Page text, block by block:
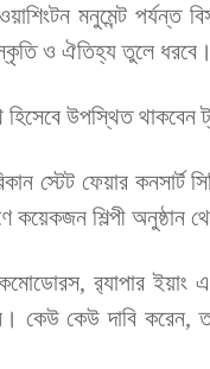
মনুমেন্ট পর্যন্ত
ও ঐতিহ্য তুলে ধরবে।
হিসেবে উপস্থিত থাকবেন
স্টেট ফেয়ার কনসার্ট
শিল্পী অনুষ্ঠান
কমোডোরস, র‌্যাপার
কেউ কেউ দাবি করেন,